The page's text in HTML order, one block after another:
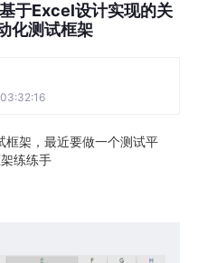
于Excel设计实现的关
化测试框架
框架，最近要做一个测试平
练练手